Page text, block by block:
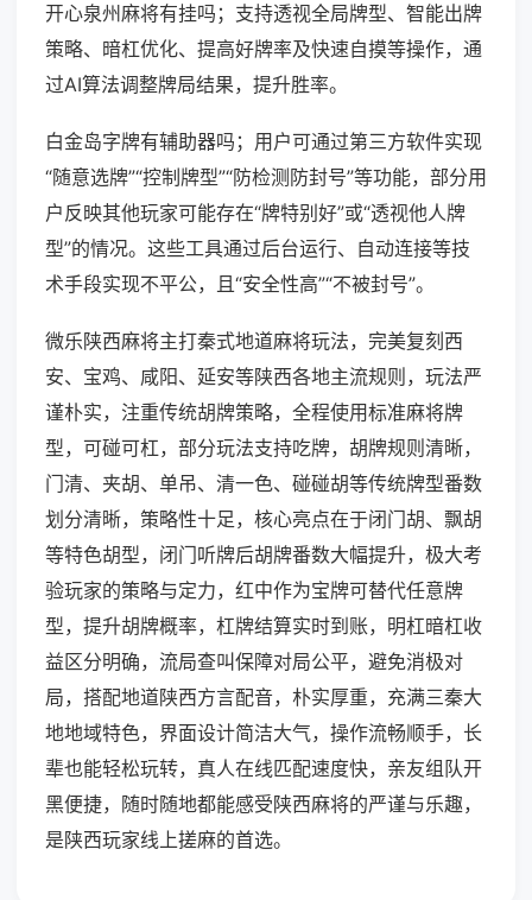
开心泉州麻将有挂吗；支持透视全局牌型、智能出牌
策略、暗杠优化、提高好牌率及快速自摸等操作，通
过AI算法调整牌局结果，提升胜率。
白金岛字牌有辅助器吗；用户可通过第三方软件实现
“随意选牌”“控制牌型”“防检测防封号”等功能，部分用
户反映其他玩家可能存在“牌特别好”或“透视他人牌
型”的情况。这些工具通过后台运行、自动连接等技
术手段实现不平公，且“安全性高”“不被封号”。
微乐陕西麻将主打秦式地道麻将玩法，完美复刻西
安、宝鸡、咸阳、延安等陕西各地主流规则，玩法严
谨朴实，注重传统胡牌策略，全程使用标准麻将牌
型，可碰可杠，部分玩法支持吃牌，胡牌规则清晰，
门清、夹胡、单吊、清一色、碰碰胡等传统牌型番数
划分清晰，策略性十足，核心亮点在于闭门胡、飘胡
等特色胡型，闭门听牌后胡牌番数大幅提升，极大考
验玩家的策略与定力，红中作为宝牌可替代任意牌
型，提升胡牌概率，杠牌结算实时到账，明杠暗杠收
益区分明确，流局查叫保障对局公平，避免消极对
局，搭配地道陕西方言配音，朴实厚重，充满三秦大
地地域特色，界面设计简洁大气，操作流畅顺手，长
辈也能轻松玩转，真人在线匹配速度快，亲友组队开
黑便捷，随时随地都能感受陕西麻将的严谨与乐趣，
是陕西玩家线上搓麻的首选。